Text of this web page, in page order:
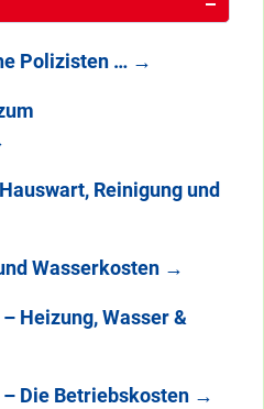
Polizisten … →
Reinigung und
Wasserkosten →
Heizung, Wasser &
Die Betriebskosten →